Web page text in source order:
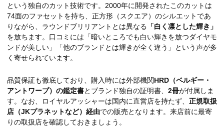
という独自のカット技術です。2000年に開発されたこのカットは
74面のファセットを持ち、正方形（スクエア）のシルエットであ
りながら、ラウンドブリリアントとは異なる 「白く凛とした輝き」
を放ちます。口コミには「暗いところでも白い輝きを放つダイヤモ
ンドが美しい」「他のブランドとは輝きが全く違う」という声が多
く寄せられています。
品質保証も徹底しており、購入時には外部機関HRD（ベルギー・
アントワープ）の鑑定書とブランド独自の証明書、 2冊が付属しま
す。なお、ロイヤルアッシャーは国内に直営店を持たず、 正規取扱
店（JKプラネットなど）経由での販売となります。来店前に最寄
りの取扱店を確認しておきましょう。